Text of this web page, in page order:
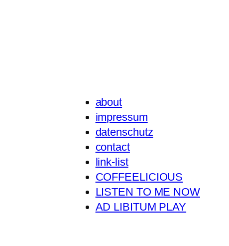
about
impressum
datenschutz
contact
link-list
COFFEELICIOUS
LISTEN TO ME NOW
AD LIBITUM PLAY